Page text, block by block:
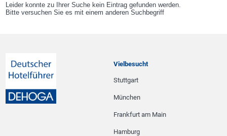
Leider konnte zu Ihrer Suche kein Eintrag gefunden werden.
Bitte versuchen Sie es mit einem anderen Suchbegriff
Vielbesucht
Stuttgart
München
Frankfurt am Main
Hamburg